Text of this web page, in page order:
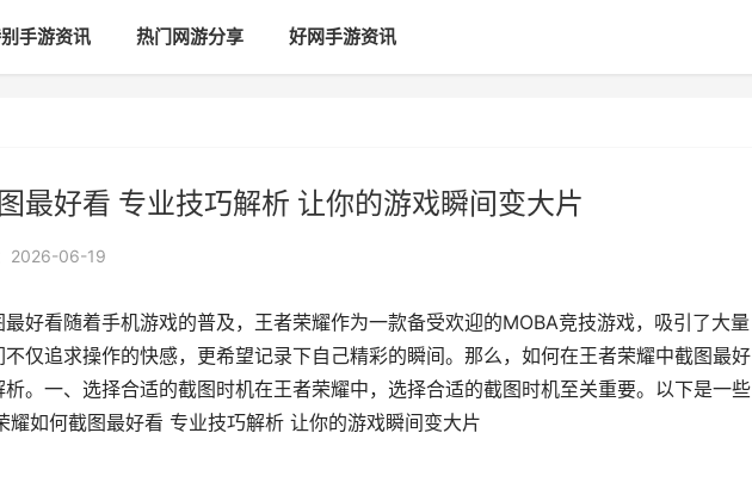
手游资讯 热门网游分享 好网手游资讯
最好看 专业技巧解析 让你的游戏瞬间变大片
2026-06-19
好看随着手机游戏的普及，王者荣耀作为一款备受欢迎的MOBA竞技游戏，吸引了大量
仅追求操作的快感，更希望记录下自己精彩的瞬间。那么，如何在王者荣耀中截图最好
。一、选择合适的截图时机在王者荣耀中，选择合适的截图时机至关重要。以下是一些
耀如何截图最好看 专业技巧解析 让你的游戏瞬间变大片